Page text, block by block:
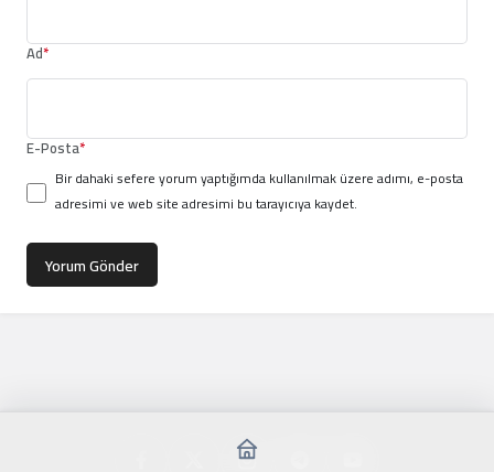
Ad*
E-Posta*
Bir dahaki sefere yorum yaptığımda kullanılmak üzere adımı, e-posta
adresimi ve web site adresimi bu tarayıcıya kaydet.
Yorum Gönder